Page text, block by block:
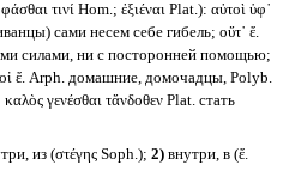
τινί Hom.; ἐξιέναι Plat.): αὐτοὶ ὑφ᾽
сами несем себе гибель; οὔτ᾽ ἔ.
силами, ни с посторонней помощью;
ἔ. Arph. домашние, домочадцы, Polyb.
γενέσθαι τἄνδοθεν Plat. стать
из (στέγης Soph.); 2)внутри, в (ἔ.